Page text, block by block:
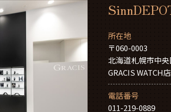
所在地
〒060-0003
北海道札幌市中
GRACIS WATCH
電話番号
011-219-0889